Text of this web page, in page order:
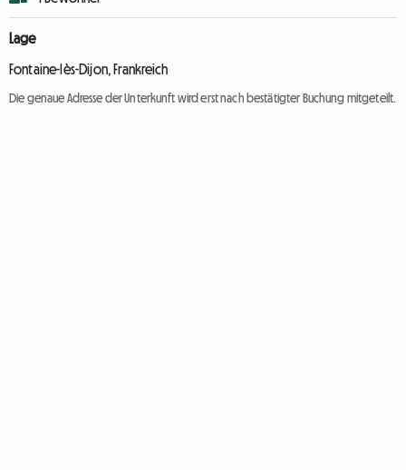
Lage
Fontaine-lès-Dijon, Frankreich
Die genaue Adresse der Unterkunft wird erst nach bestätigter Buchung mitgeteilt.